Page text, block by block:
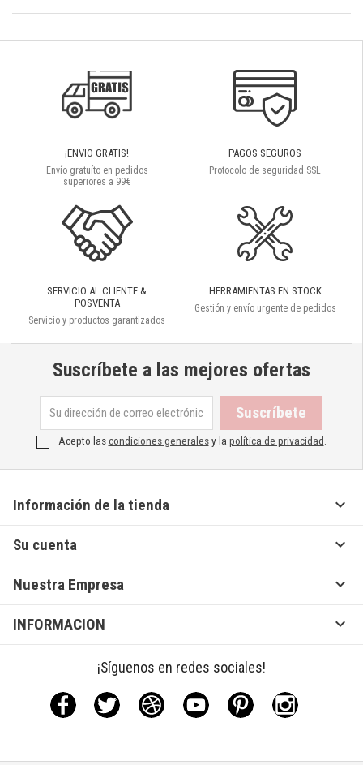
¡ENVIO GRATIS!
Envío gratuíto en pedidos
superiores a 99€
PAGOS SEGUROS
Protocolo de seguridad SSL
SERVICIO AL CLIENTE &
POSVENTA
Servicio y productos garantizados
HERRAMIENTAS EN STOCK
Gestión y envío urgente de pedidos
Suscríbete a las mejores ofertas
Acepto lascondiciones generalesy la política de privacidad
Información de la tienda 
Su cuenta 
Nuestra Empresa 
INFORMACION 
¡Síguenos en redes sociales!
Facebook Twitter Rss YouTubePinterestInstagram